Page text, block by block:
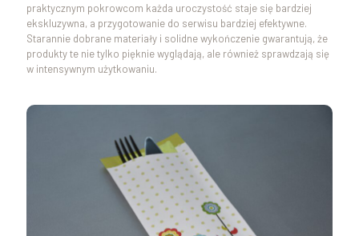
praktycznym pokrowcom każda uroczystość staje się bardziej
ekskluzywna, a przygotowanie do serwisu bardziej efektywne.
Starannie dobrane materiały i solidne wykończenie gwarantują, że
produkty te nie tylko pięknie wyglądają, ale również sprawdzają się
w intensywnym użytkowaniu.